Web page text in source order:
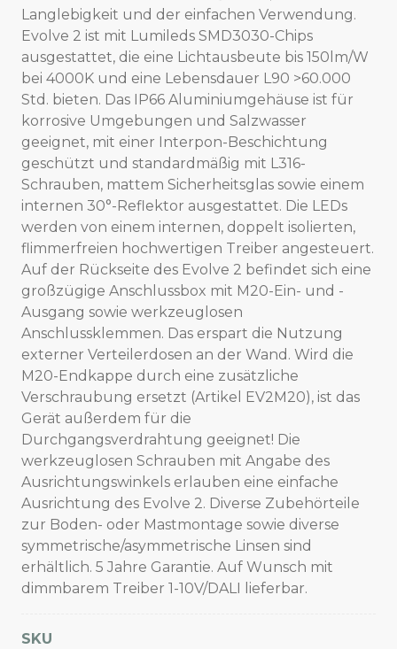
Langlebigkeit und der einfachen Verwendung.
Evolve 2 ist mit Lumileds SMD3030-Chips
ausgestattet, die eine Lichtausbeute bis 150lm/W
bei 4000K und eine Lebensdauer L90 >60.000
Std. bieten. Das IP66 Aluminiumgehäuse ist für
korrosive Umgebungen und Salzwasser
geeignet, mit einer Interpon-Beschichtung
geschützt und standardmäßig mit L316-
Schrauben, mattem Sicherheitsglas sowie einem
internen 30°-Reflektor ausgestattet. Die LEDs
werden von einem internen, doppelt isolierten,
flimmerfreien hochwertigen Treiber angesteuert.
Auf der Rückseite des Evolve 2 befindet sich eine
großzügige Anschlussbox mit M20-Ein- und -
Ausgang sowie werkzeuglosen
Anschlussklemmen. Das erspart die Nutzung
externer Verteilerdosen an der Wand. Wird die
M20-Endkappe durch eine zusätzliche
Verschraubung ersetzt (Artikel EV2M20), ist das
Gerät außerdem für die
Durchgangsverdrahtung geeignet! Die
werkzeuglosen Schrauben mit Angabe des
Ausrichtungswinkels erlauben eine einfache
Ausrichtung des Evolve 2. Diverse Zubehörteile
zur Boden- oder Mastmontage sowie diverse
symmetrische/asymmetrische Linsen sind
erhältlich. 5 Jahre Garantie. Auf Wunsch mit
dimmbarem Treiber 1-10V/DALI lieferbar.
SKU